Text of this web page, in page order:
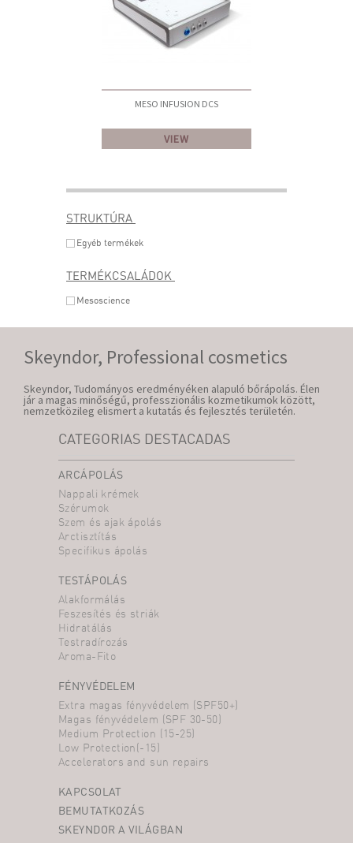
MESO INFUSION DCS
VIEW
STRUKTÚRA
Egyéb termékek
TERMÉKCSALÁDOK
Mesoscience
Skeyndor, Professional cosmetics
Skeyndor, Tudományos eredményéken alapuló bőrápolás. Élen
jár a magas minőségű, professzionális kozmetikumok között,
nemzetközileg elismert a kutatás és fejlesztés területén.
CATEGORIAS DESTACADAS
ARCÁPOLÁS
Nappali krémek
Szérumok
Szem és ajak ápolás
Arctisztítás
Specifikus ápolás
TESTÁPOLÁS
Alakformálás
Feszesítés és striák
Hidratálás
Testradírozás
Aroma-Fito
FÉNYVÉDELEM
Extra magas fényvédelem (SPF50+)
Magas fényvédelem (SPF 30-50)
Medium Protection (15-25)
Low Protection(-15)
Accelerators and sun repairs
KAPCSOLAT
BEMUTATKOZÁS
SKEYNDOR A VILÁGBAN